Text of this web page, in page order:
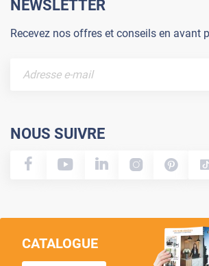
NEWSLETTER
Recevez nos offres et conseils en avant
NOUS SUIVRE
CATALOGUE